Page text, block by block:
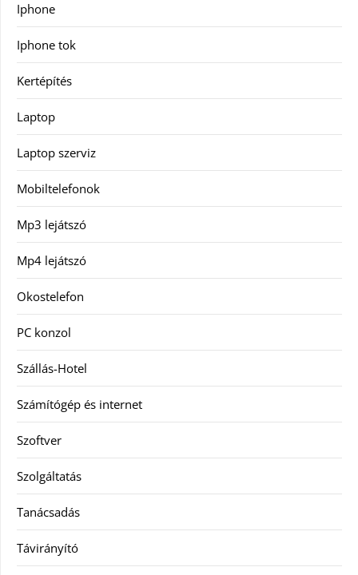
Iphone
Iphone tok
Kertépítés
Laptop
Laptop szerviz
Mobiltelefonok
Mp3 lejátszó
Mp4 lejátszó
Okostelefon
PC konzol
Szállás-Hotel
Számítógép és internet
Szoftver
Szolgáltatás
Tanácsadás
Távirányító